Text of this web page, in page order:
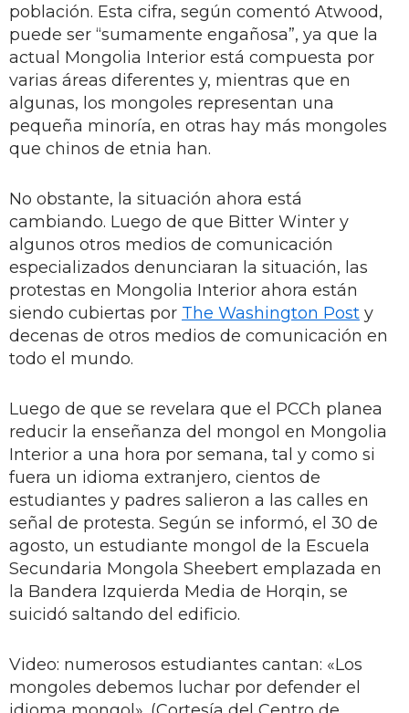
población. Esta cifra, según comentó Atwood,
puede ser “sumamente engañosa”, ya que la
actual Mongolia Interior está compuesta por
varias áreas diferentes y, mientras que en
algunas, los mongoles representan una
pequeña minoría, en otras hay más mongoles
que chinos de etnia han.
No obstante, la situación ahora está
cambiando. Luego de que Bitter Winter y
algunos otros medios de comunicación
especializados denunciaran la situación, las
protestas en Mongolia Interior ahora están
siendo cubiertas por The Washington Post y
decenas de otros medios de comunicación en
todo el mundo.
Luego de que se revelara que el PCCh planea
reducir la enseñanza del mongol en Mongolia
Interior a una hora por semana, tal y como si
fuera un idioma extranjero, cientos de
estudiantes y padres salieron a las calles en
señal de protesta. Según se informó, el 30 de
agosto, un estudiante mongol de la Escuela
Secundaria Mongola Sheebert emplazada en
la Bandera Izquierda Media de Horqin, se
suicidó saltando del edificio.
Video: numerosos estudiantes cantan: «Los
mongoles debemos luchar por defender el